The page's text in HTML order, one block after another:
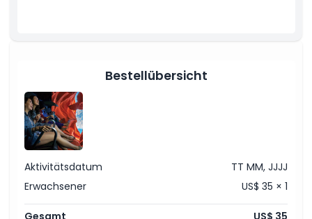
Bestellübersicht
Aktivitätsdatum
TT MM, JJJJ
Erwachsener
US$ 35 × 1
Gesamt US$ 35